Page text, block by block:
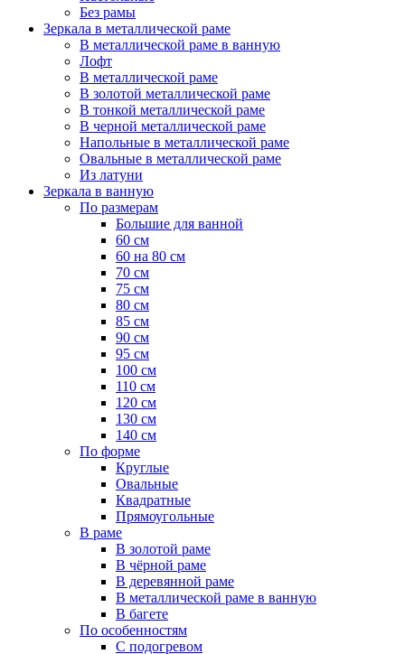
Без рамы
Зеркала в металлической раме
В металлической раме в ванную
Лофт
В металлической раме
В золотой металлической раме
В тонкой металлической раме
В черной металлической раме
Напольные в металлической раме
Овальные в металлической раме
Из латуни
Зеркала в ванную
По размерам
Большие для ванной
60 см
60 на 80 см
70 см
75 см
80 см
85 см
90 см
95 см
100 см
110 см
120 см
130 см
140 см
По форме
Круглые
Овальные
Квадратные
Прямоугольные
В раме
В золотой раме
В чёрной раме
В деревянной раме
В металлической раме в ванную
В багете
По особенностям
С подогревом